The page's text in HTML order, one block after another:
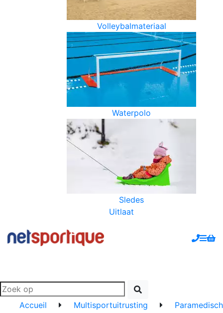
Volleybalmateriaal
Waterpolo
Sledes
Uitlaat
Accueil Multisportuitrusting Paramedisch